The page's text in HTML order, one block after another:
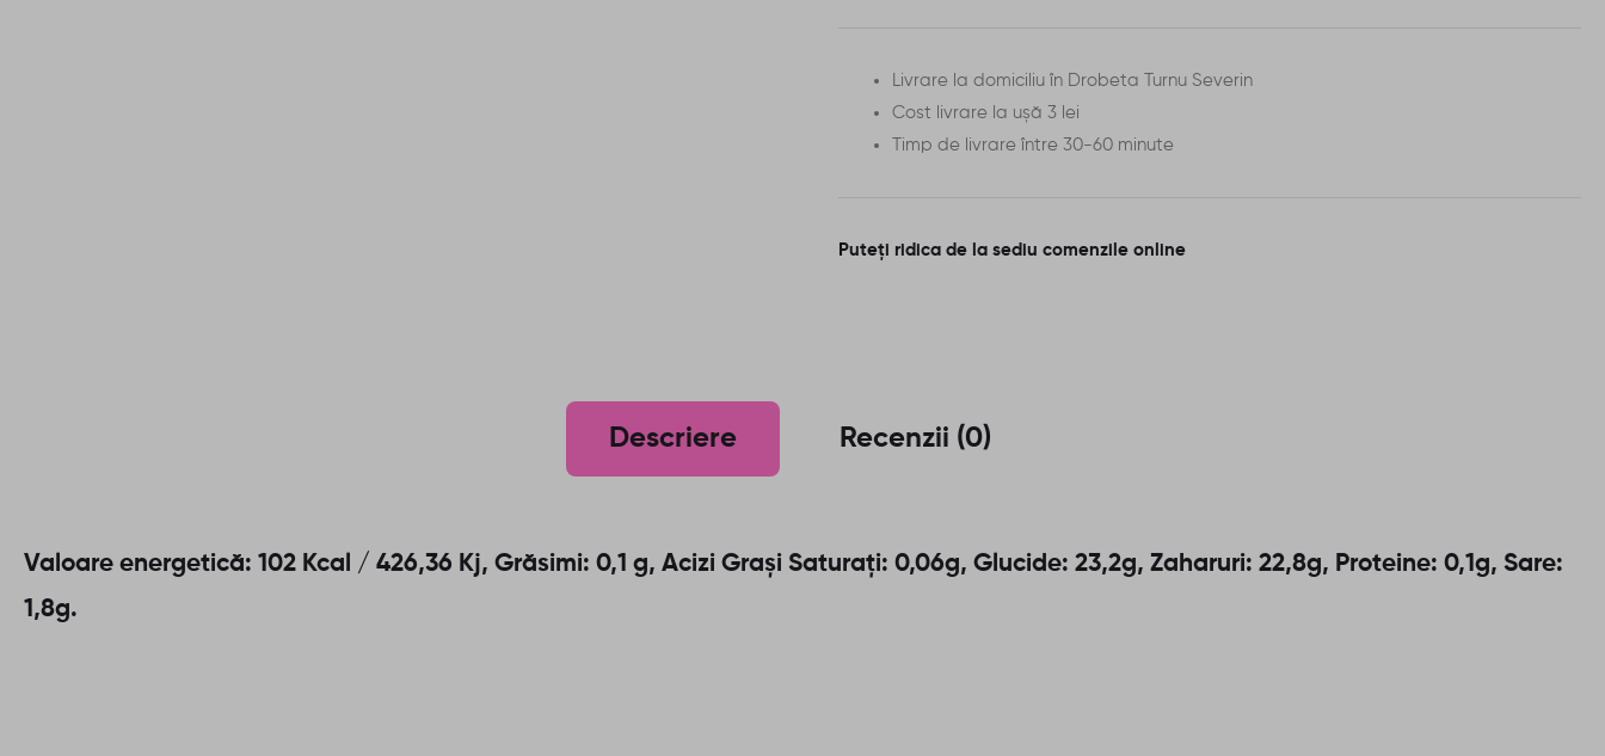
Livrare la domiciliu în Drobeta Turnu Severin
Cost livrare la ușă 3 lei
Timp de livrare între 30-60 minute
Puteți ridica de la sediu comenzile online
Descriere Recenzii (0)
Valoare energetică: 102 Kcal / 426,36 Kj, Grăsimi: 0,1 g, Acizi Grași Saturați: 0,06g, Glucide: 23,2g, Zaharuri: 22,8g, Proteine: 0,1g, Sare:
1,8g.